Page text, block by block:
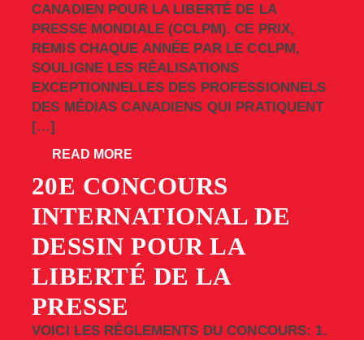
CANADIEN POUR LA LIBERTÉ DE LA
PRESSE MONDIALE (CCLPM). CE PRIX,
REMIS CHAQUE ANNÉE PAR LE CCLPM,
SOULIGNE LES RÉALISATIONS
EXCEPTIONNELLES DES PROFESSIONNELS
DES MÉDIAS CANADIENS QUI PRATIQUENT
[…]
READ MORE
20E CONCOURS
INTERNATIONAL DE
DESSIN POUR LA
LIBERTÉ DE LA
PRESSE
VOICI LES RÈGLEMENTS DU CONCOURS: 1.